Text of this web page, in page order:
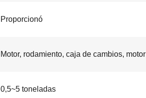
Proporcionó
Motor, rodamiento, caja de cambios, motor
0,5~5 toneladas